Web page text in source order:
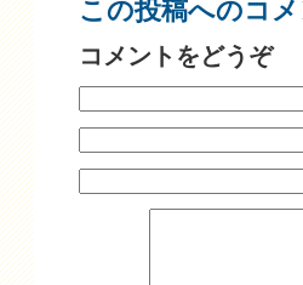
この投稿へのコ
コメントをどうぞ